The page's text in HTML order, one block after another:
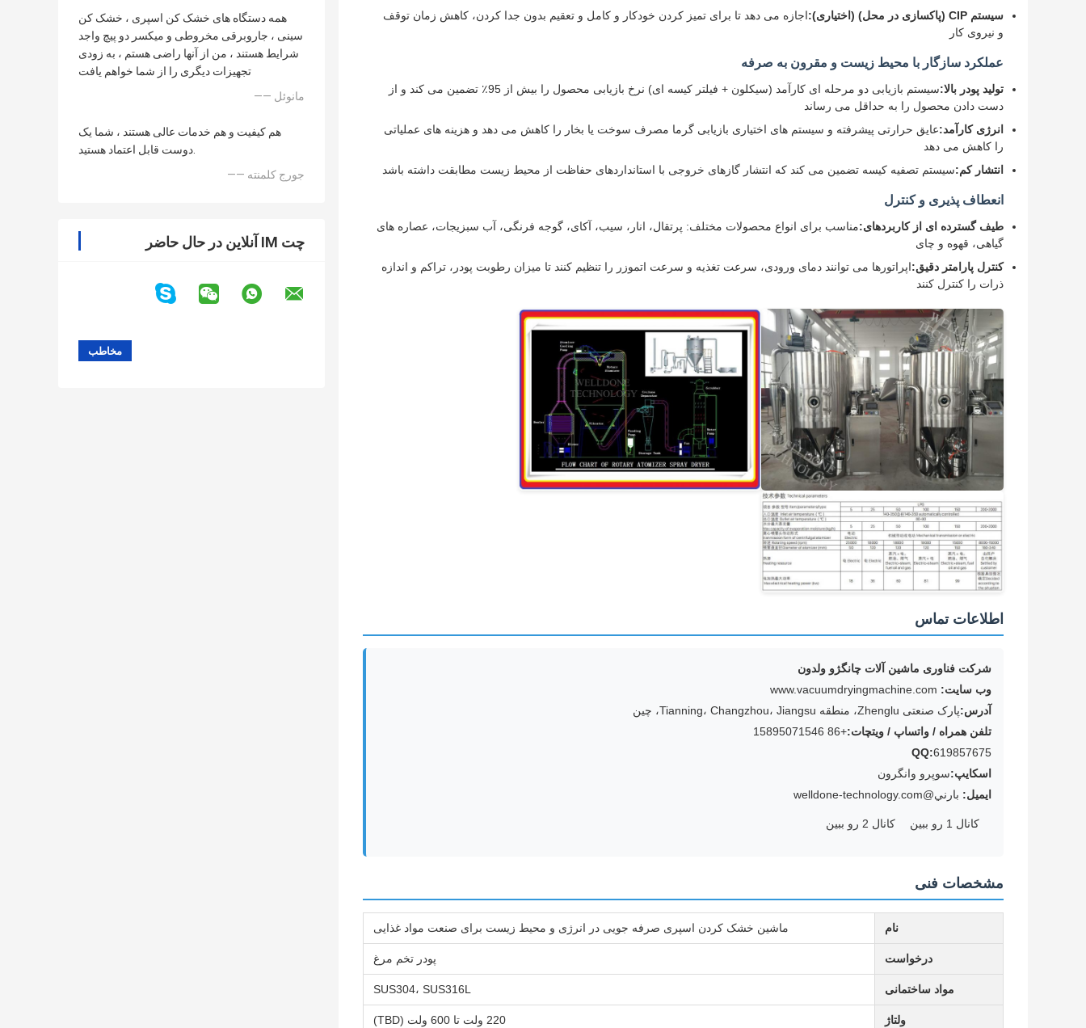
همه دستگاه های خشک کن اسپری ، خشک کن
سینی ، جاروبرقی مخروطی و میکسر دو پیچ واجد
شرایط هستند ، من از آنها راضی هستم ، به زودی
تجهیزات دیگری را از شما خواهم یافت
—— مانوئل
هم کیفیت و هم خدمات عالی هستند ، شما یک
دوست قابل اعتماد هستید.
—— جورج کلمنته
چت IM آنلاین در حال حاضر
سیستم CIP (پاکسازی در محل) (اختیاری):
اجازه می دهد تا برای تمیز کردن خودکار و کامل و تعقیم بدون جدا کردن، کاهش زمان توقف
و نیروی کار
عملکرد سازگار با محیط زیست و مقرون به صرفه
تولید پودر بالا:
سیستم بازیابی دو مرحله ای کارآمد (سیکلون + فیلتر کیسه ای) نرخ بازیابی محصول را بیش از 95٪ تضمین می کند و از
دست دادن محصول را به حداقل می رساند
انرژی کارآمد:عایق حرارتی پیشرفته و سیستم های اختیاری بازیابی گرما مصرف سوخت یا بخار را کاهش می دهد و هزینه های عملیاتی
را کاهش می دهد
انتشار کم:سیستم تصفیه کیسه تضمین می کند که انتشار گازهای خروجی با استانداردهای حفاظت از محیط زیست مطابقت داشته باشد
انعطاف پذیری و کنترل
طیف گسترده ای از کاربردهای:مناسب برای انواع محصولات مختلف: پرتقال، انار، سیب، آکای، گوجه فرنگی، آب سبزیجات، عصاره های
گیاهی، قهوه و چای
کنترل پارامتر دقیق:اپراتورها می توانند دمای ورودی، سرعت تغذیه و سرعت اتموزر را تنظیم کنند تا میزان رطوبت پودر، تراکم و اندازه
ذرات را کنترل کنند
اطلاعات تماس
شرکت فناوری ماشین آلات چانگژو ولدون
وب سایت: www.vacuumdryingmachine.com
آدرس:پارک صنعتی Zhenglu، منطقه Tianning، Changzhou، Jiangsu، چین
تلفن همراه / واتساپ / ويتچات:+86 15895071546
QQ:619857675
اسکایپ:سوپرو وانگرون
ایمیل: بارني@welldone-technology.com
کانال 1 رو ببين کانال 2 رو ببين
مشخصات فنی
نام ماشین خشک کردن اسپری صرفه جویی در انرژی و محیط زیست برای صنعت مواد غذایی
درخواست پودر تخم مرغ
مواد ساختمانی SUS304، SUS316L
ولتاژ 220 ولت تا 600 ولت (TBD)